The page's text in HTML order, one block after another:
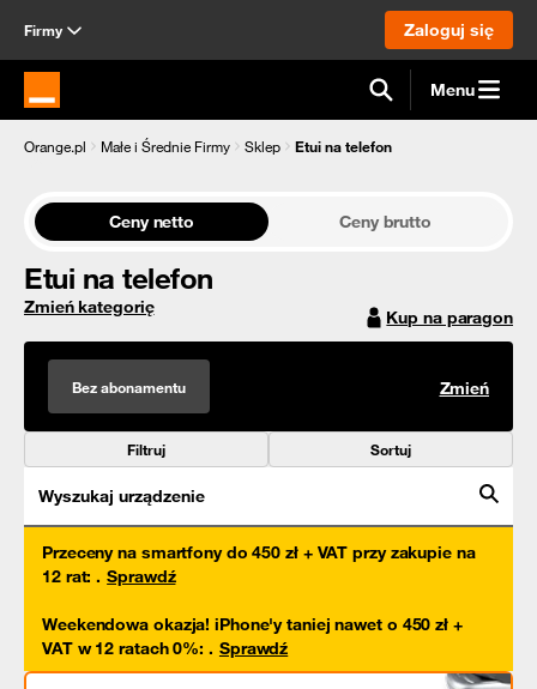
Firmy Zaloguj się
Strona główna Orange.pl Menu
Orange.pl Małe i Średnie Firmy Sklep Etui na telefon
Ceny netto Ceny brutto
Etui na telefon
Zmień kategorię Kup na paragon
Bez abonamentu Zmień
Filtruj Sortuj
Wyszukaj urządzenie
Przeceny na smartfony do 450 zł + VAT przy zakupie na
12 rat: . Sprawdź
Weekendowa okazja! iPhone'y taniej nawet o 450 zł +
VAT w 12 ratach 0%: . Sprawdź